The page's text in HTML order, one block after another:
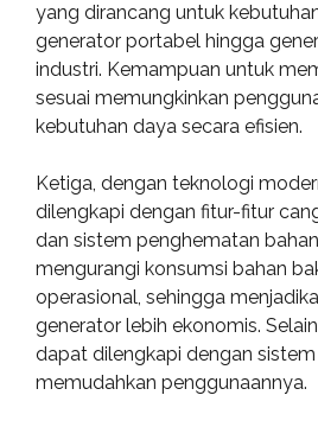
yang dirancang untuk
generator portabel hingga
industri. Kemampuan untuk
sesuai memungkinkan
kebutuhan daya secara efisien.
Ketiga, dengan teknologi
dilengkapi dengan fitur-fitur
dan sistem penghematan bahan
mengurangi konsumsi bahan
operasional, sehingga
generator lebih ekonomis.
dapat dilengkapi dengan
memudahkan penggunaannya.